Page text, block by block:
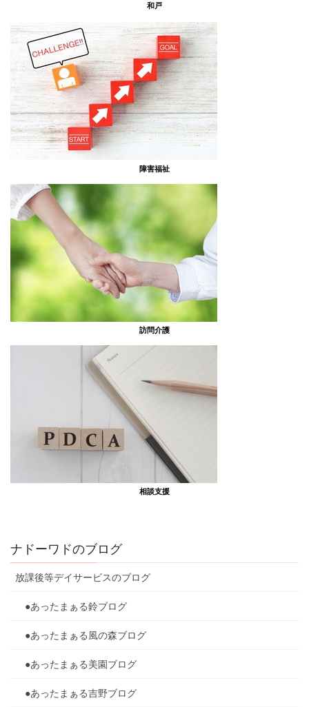
和戸
障害福祉
訪問介護
相談支援
ナドーワドのブログ
放課後等デイサービスのブログ
●あったまぁる鈴ブログ
●あったまぁる風の森ブログ
●あったまぁる美園ブログ
●あったまぁる吉野ブログ